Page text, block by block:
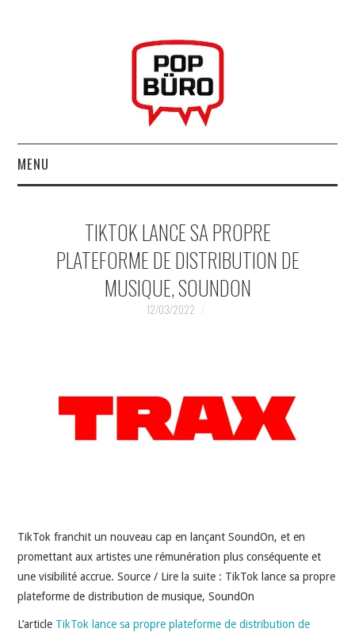
MENU
MUSIQUESACTUELLES.NET
GABBA GABBA HEY !
TIKTOK LANCE SA PROPRE
PLATEFORME DE DISTRIBUTION DE
MUSIQUE, SOUNDON
12/03/2022
TikTok franchit un nouveau cap en lançant SoundOn, et en
promettant aux artistes une rémunération plus conséquente et
une visibilité accrue. Source / Lire la suite : TikTok lance sa propre
plateforme de distribution de musique, SoundOn
L’article TikTok lance sa propre plateforme de distribution de